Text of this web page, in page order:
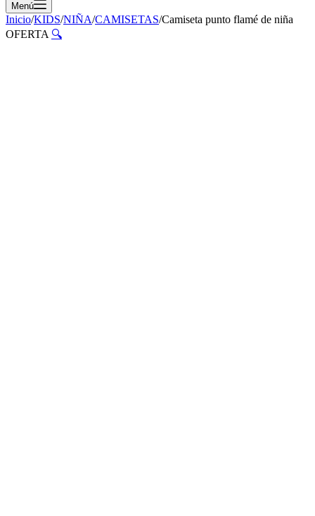
Menú
Inicio/KIDS/NIÑA/CAMISETAS/Camiseta punto flamé de niña
OFERTA 🔍